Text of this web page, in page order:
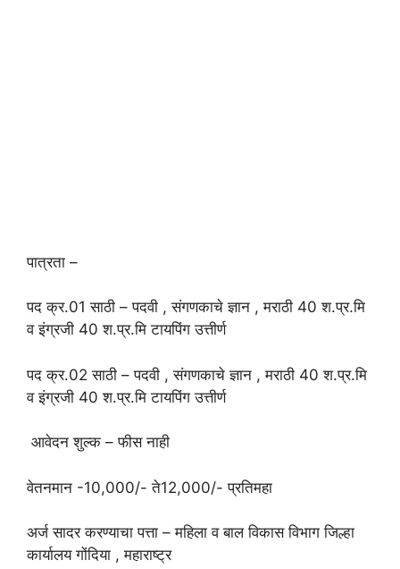
पात्रता –
पद क्र.01 साठी – पदवी , संगणकाचे ज्ञान , मराठी 40 श.प्र.मि
व इंग्रजी 40 श.प्र.मि टायपिंग उत्तीर्ण
पद क्र.02 साठी – पदवी , संगणकाचे ज्ञान , मराठी 40 श.प्र.मि
व इंग्रजी 40 श.प्र.मि टायपिंग उत्तीर्ण
आवेदन शुल्क – फीस नाही
वेतनमान -10,000/- ते12,000/- प्रतिमहा
अर्ज सादर करण्याचा पत्ता – महिला व बाल विकास विभाग जिल्हा
कार्यालय गोंदिया , महाराष्ट्र